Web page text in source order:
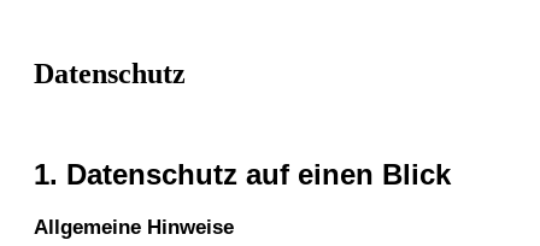
Datenschutz
1. Datenschutz auf einen Blick
Allgemeine Hinweise